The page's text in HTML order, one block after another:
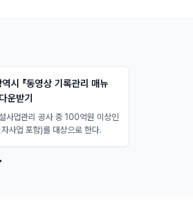
시 『동영상 기록관리 매뉴
운받기
사업관리 공사 중 100억원 이상인
사업 포함)를 대상으로 한다.